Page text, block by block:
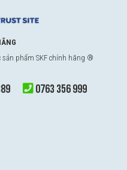
sản phẩm SKF chính hãng ®
0763 356 999